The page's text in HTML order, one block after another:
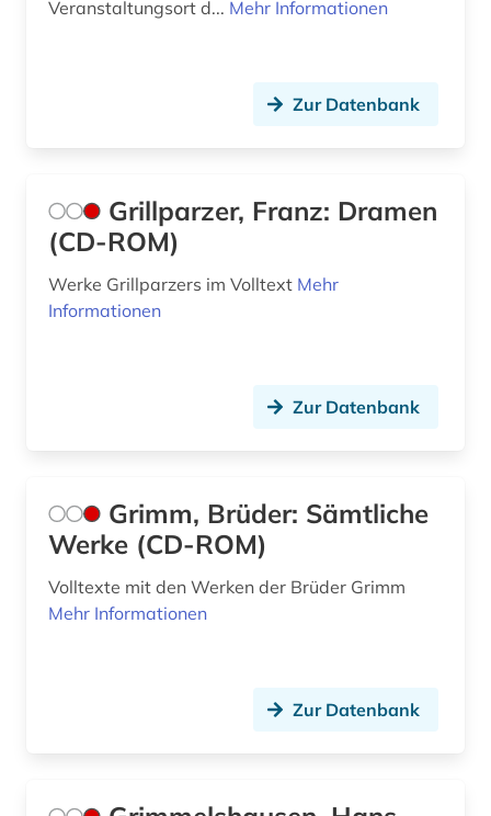
zeichnen (1)
österreich (1)
Veranstaltungsort d... Mehr Informationen
Zur Datenbank
Grillparzer, Franz: Dramen
(CD-ROM)
Werke Grillparzers im Volltext Mehr
Informationen
Zur Datenbank
Grimm, Brüder: Sämtliche
Werke (CD-ROM)
Volltexte mit den Werken der Brüder Grimm
Mehr Informationen
Zur Datenbank